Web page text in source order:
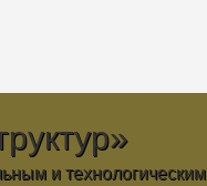
и технологическим